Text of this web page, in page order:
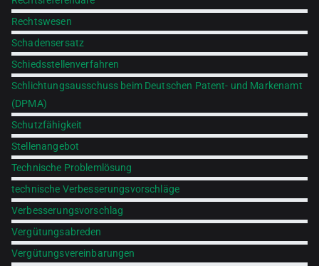
Rechtswesen
Schadensersatz
Schiedsstellenverfahren
Schlichtungsausschuss beim Deutschen Patent- und Markenamt
(DPMA)
Schutzfähigkeit
Stellenangebot
Technische Problemlösung
technische Verbesserungsvorschläge
Verbesserungsvorschlag
Vergütungsabreden
Vergütungsvereinbarungen